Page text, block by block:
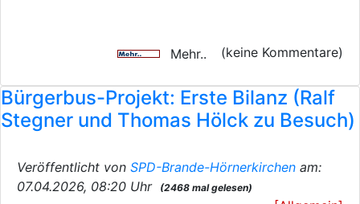
Mehr.. (keine Kommentare)
Bürgerbus-Projekt: Erste Bilanz (Ralf
Stegner und Thomas Hölck zu Besuch)
Veröffentlicht von SPD-Brande-Hörnerkirchen am:
07.04.2026, 08:20 Uhr
(2468 mal gelesen)